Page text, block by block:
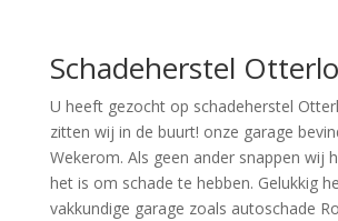
Schadeherstel Otterlo
U heeft gezocht op schadeherstel
zitten wij in de buurt! onze garage
Wekerom. Als geen ander snappen wij
het is om schade te hebben. Gelukkig
vakkundige garage zoals autoschade